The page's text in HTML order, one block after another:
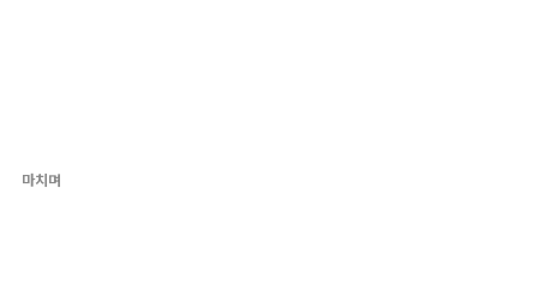
마치며